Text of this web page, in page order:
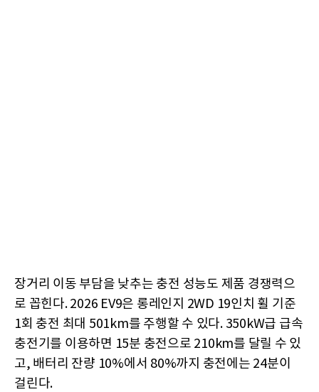
장거리 이동 부담을 낮추는 충전 성능도 제품 경쟁력으
로 꼽힌다. 2026 EV9은 롱레인지 2WD 19인치 휠 기준
1회 충전 최대 501km를 주행할 수 있다. 350kW급 급속
충전기를 이용하면 15분 충전으로 210km를 달릴 수 있
고, 배터리 잔량 10%에서 80%까지 충전에는 24분이
걸린다.